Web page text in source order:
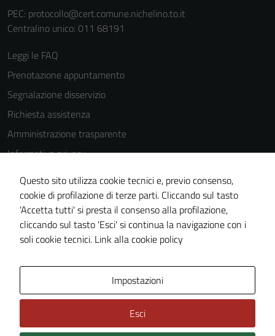
PEC: protocollo@cert.comune.nichelino.to.it
Centralino unico: 011 68191
Leggi le FAQ
Prenotazione appuntamento
Segnalazione disservizio
Richiesta assistenza
Amministrazione trasparente
Informativa privacy
Cookie Policy
Note legali
Dichiarazione di accessibilità
Piano di miglioramento del sito
Questo sito utilizza cookie tecnici e, previo consenso,
cookie di profilazione di terze parti. Cliccando sul tasto
'Accetta tutti' si presta il consenso alla profilazione,
cliccando sul tasto 'Esci' si continua la navigazione con i
soli cookie tecnici. Link alla cookie policy
Impostazioni
Esci